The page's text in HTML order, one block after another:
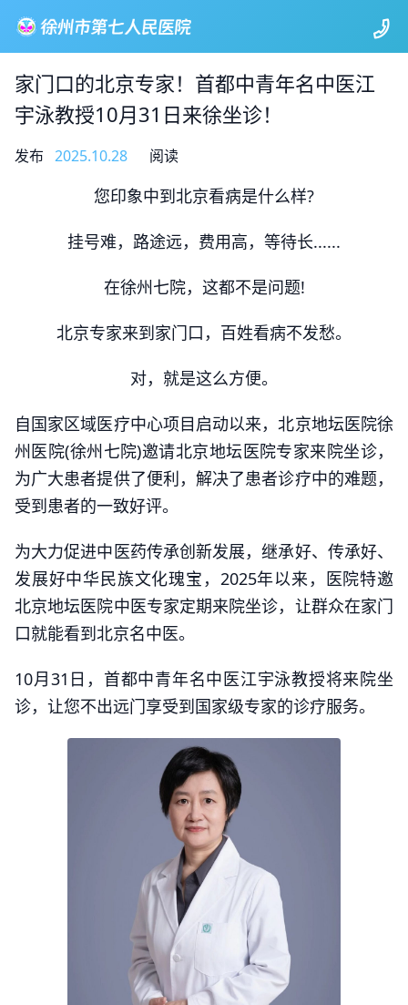
家门口的北京专家！首都中青年名中医江
宇泳教授10月31日来徐坐诊！
发布 2025.10.28 阅读
您印象中到北京看病是什么样?
挂号难，路途远，费用高，等待长......
在徐州七院，这都不是问题!
北京专家来到家门口，百姓看病不发愁。
对，就是这么方便。
自国家区域医疗中心项目启动以来，北京地坛医院徐
州医院(徐州七院)邀请北京地坛医院专家来院坐诊，
为广大患者提供了便利，解决了患者诊疗中的难题，
受到患者的一致好评。
为大力促进中医药传承创新发展，继承好、传承好、
发展好中华民族文化瑰宝，2025年以来，医院特邀
北京地坛医院中医专家定期来院坐诊，让群众在家门
口就能看到北京名中医。
10月31日，首都中青年名中医江宇泳教授将来院坐
诊，让您不出远门享受到国家级专家的诊疗服务。